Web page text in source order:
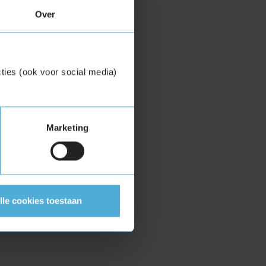
Over
(ook voor social media)
Marketing
cookies toestaan